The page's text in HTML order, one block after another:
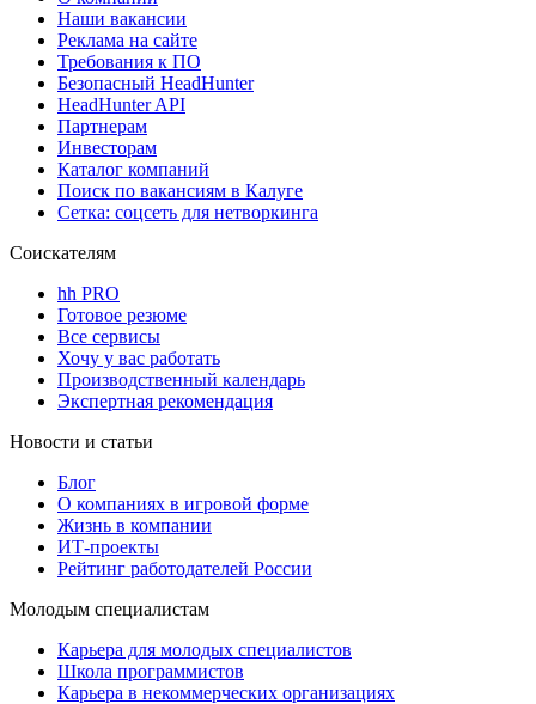
Наши вакансии
Реклама на сайте
Требования к ПО
Безопасный HeadHunter
HeadHunter API
Партнерам
Инвесторам
Каталог компаний
Поиск по вакансиям в Калуге
Сетка: соцсеть для нетворкинга
Соискателям
hh PRO
Готовое резюме
Все сервисы
Хочу у вас работать
Производственный календарь
Экспертная рекомендация
Новости и статьи
Блог
О компаниях в игровой форме
Жизнь в компании
ИТ-проекты
Рейтинг работодателей России
Молодым специалистам
Карьера для молодых специалистов
Школа программистов
Карьера в некоммерческих организациях